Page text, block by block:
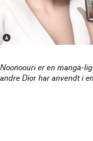
Noonoouri er en manga-
andre Dior har anvendt i